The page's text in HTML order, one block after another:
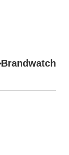
Brandwatch